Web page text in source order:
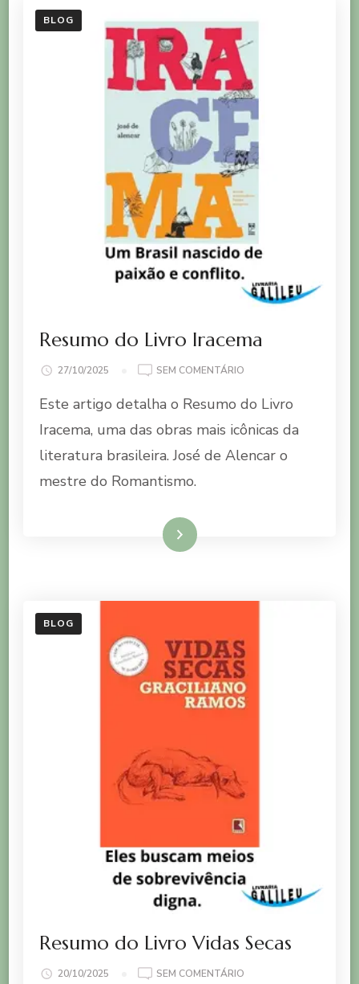
BLOG
Resumo do Livro Iracema
27/10/2025 SEM COMENTÁRIO
DO
IRACEMA
Este artigo detalha o Resumo do Livro
Iracema, uma das obras mais icônicas da
literatura brasileira. José de Alencar o
mestre do Romantismo.
Ler mais
BLOG
Resumo do Livro Vidas Secas
20/10/2025 SEM COMENTÁRIO